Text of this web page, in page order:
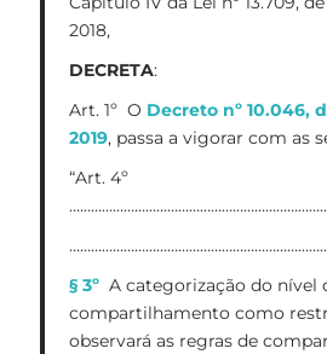
2018,
DECRETA:
Art. 1º O Decreto nº 10.046,
2019, passa a vigorar com as
“Art. 4º
§ 3º A categorização do nível
compartilhamento como
observará as regras de